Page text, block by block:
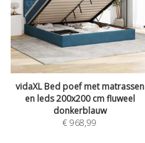
vidaXL Bed poef met matrassen
en leds 200x200 cm fluweel
donkerblauw
€968,99